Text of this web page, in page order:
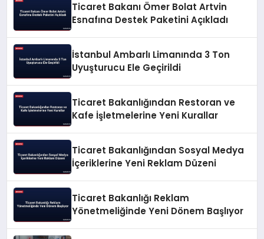
Ticaret Bakanı Ömer Bolat Artvin
Esnafına Destek Paketini Açıkladı
İstanbul Ambarlı Limanında 3 Ton
Uyuşturucu Ele Geçirildi
Ticaret Bakanlığından Restoran ve
Kafe İşletmelerine Yeni Kurallar
Ticaret Bakanlığından Sosyal Medya
İçeriklerine Yeni Reklam Düzeni
Ticaret Bakanlığı Reklam
Yönetmeliğinde Yeni Dönem Başlıyor